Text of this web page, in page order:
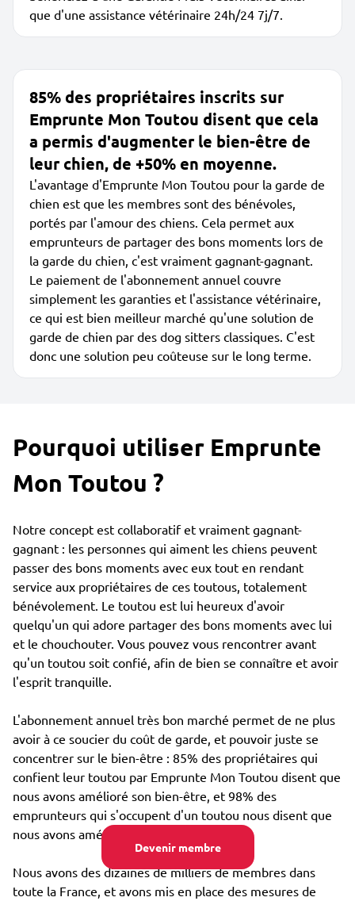
Devenir membre
que d'une assistance vétérinaire 24h/24 7j/7.
85% des propriétaires inscrits sur
Emprunte Mon Toutou disent que cela
a permis d'augmenter le bien-être de
leur chien, de +50% en moyenne.
L'avantage d'Emprunte Mon Toutou pour la garde de
chien est que les membres sont des bénévoles,
portés par l'amour des chiens. Cela permet aux
emprunteurs de partager des bons moments lors de
la garde du chien, c'est vraiment gagnant-gagnant.
Le paiement de l'abonnement annuel couvre
simplement les garanties et l'assistance vétérinaire,
ce qui est bien meilleur marché qu'une solution de
garde de chien par des dog sitters classiques. C'est
donc une solution peu coûteuse sur le long terme.
Pourquoi utiliser Emprunte
Mon Toutou ?
Notre concept est collaboratif et vraiment gagnant-
gagnant : les personnes qui aiment les chiens peuvent
passer des bons moments avec eux tout en rendant
service aux propriétaires de ces toutous, totalement
bénévolement. Le toutou est lui heureux d'avoir
quelqu'un qui adore partager des bons moments avec lui
et le chouchouter. Vous pouvez vous rencontrer avant
qu'un toutou soit confié, afin de bien se connaître et avoir
l'esprit tranquille.
L'abonnement annuel très bon marché permet de ne plus
avoir à ce soucier du coût de garde, et pouvoir juste se
concentrer sur le bien-être : 85% des propriétaires qui
confient leur toutou par Emprunte Mon Toutou disent que
nous avons amélioré son bien-être, et 98% des
emprunteurs qui s'occupent d'un toutou nous disent que
nous avons amélioré leur propre bien-être.
Nous avons des dizaines de milliers de membres dans
toute la France, et avons mis en place des mesures de